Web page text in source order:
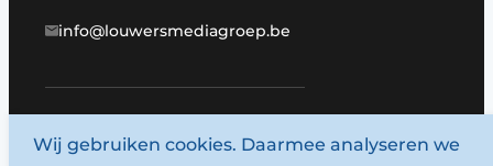
info@louwersmediagroep.be
www.louwersmediagroep.com
Wij gebruiken cookies. Daarmee analyseren we